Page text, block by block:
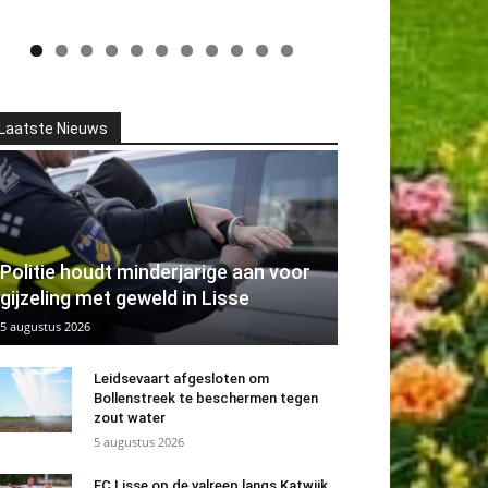
Nieuws
Politie houdt minderjarige aan voor
gijzeling met geweld in Lisse
5 augustus 2026
Leidsevaart afgesloten om
Bollenstreek te beschermen tegen
zout water
5 augustus 2026